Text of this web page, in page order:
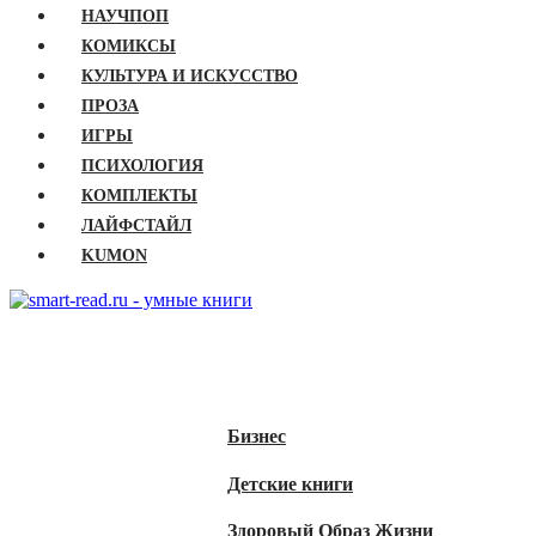
НАУЧПОП
КОМИКСЫ
КУЛЬТУРА И ИСКУССТВО
ПРОЗА
ИГРЫ
ПСИХОЛОГИЯ
КОМПЛЕКТЫ
ЛАЙФСТАЙЛ
KUMON
Бизнес
Детские книги
Здоровый Образ Жизни